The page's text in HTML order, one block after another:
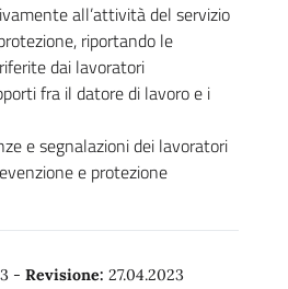
all’attività del servizio
riportando le
dai lavoratori
fra il datore di lavoro e i
e segnalazioni dei lavoratori
e protezione
- Revisione: 27.04.2023